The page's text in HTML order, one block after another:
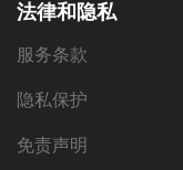
法律和隐私
服务条款
隐私保护
免责声明